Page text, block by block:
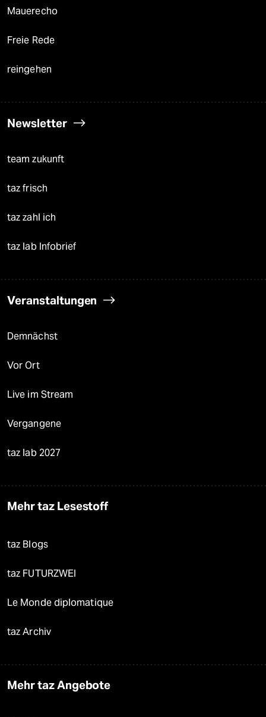
Mauerecho
Freie Rede
reingehen
Newsletter
team zukunft
taz frisch
taz zahl ich
taz lab Infobrief
Veranstaltungen
Demnächst
Vor Ort
Live im Stream
Vergangene
taz lab 2027
Mehr taz Lesestoff
taz Blogs
taz FUTURZWEI
Le Monde diplomatique
taz Archiv
Mehr taz Angebote